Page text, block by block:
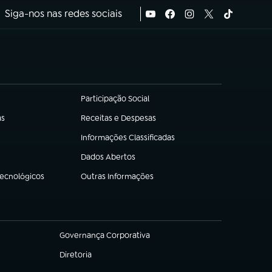
Siga-nos nas redes sociais
Participação Social
(abre em nova aba)
Receitas e Despesas
(abre em nova aba)
Informações Classificadas
(abre em nova aba)
Dados Abertos
(abre em nova aba)
Outras Informações
(abre em nova aba)
Governança Corporativa
(abre em nova aba)
Diretoria
(abre em nova aba)